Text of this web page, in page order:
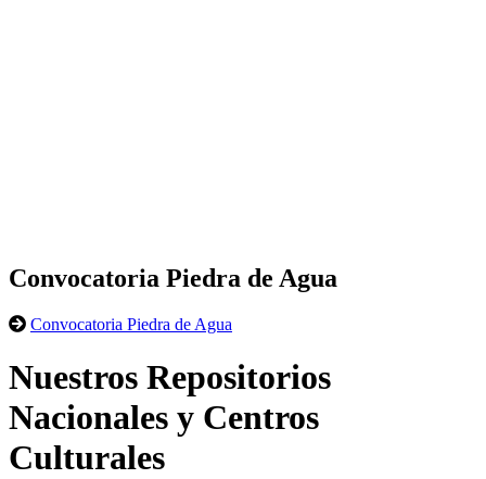
Convocatoria Piedra de Agua
Convocatoria Piedra de Agua
Nuestros Repositorios
Nacionales y Centros
Culturales